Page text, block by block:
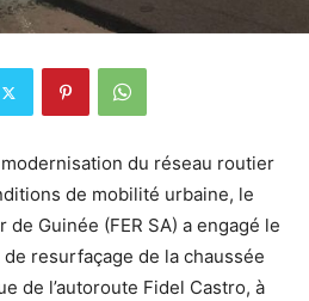
du réseau routier
de mobilité urbaine, le
de Guinée (FER SA) a engagé le
resurfaçage de la chaussée
de l’autoroute Fidel Castro, à